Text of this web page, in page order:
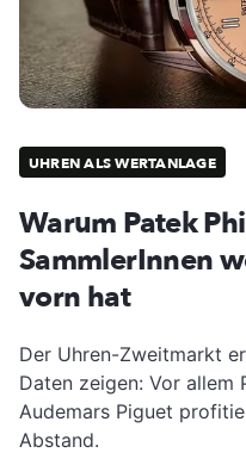
UHREN ALS WERTANLAGE
Warum Patek
SammlerInnen
vorn hat
Der Uhren-Zweitmarkt
Daten zeigen: Vor allem
Audemars Piguet
Abstand.